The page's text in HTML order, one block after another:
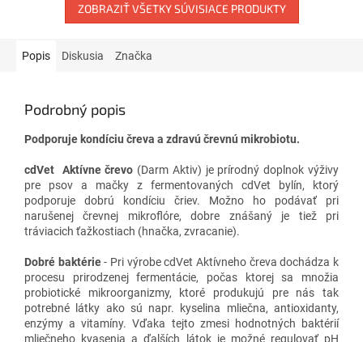
ZOBRAZIŤ VŠETKY SÚVISIACE PRODUKTY
Popis Diskusia Značka
Podrobný popis
Podporuje kondíciu čreva a zdravú črevnú mikrobiotu.
cdVet Aktívne črevo (Darm Aktiv) je prírodný doplnok výživy
pre psov a mačky z fermentovaných cdVet bylín, ktorý
podporuje dobrú kondíciu čriev. Možno ho podávať pri
narušenej črevnej mikroflóre, dobre znášaný je tiež pri
tráviacich ťažkostiach (hnačka, zvracanie).
Dobré baktérie- Pri výrobe cdVet Aktívneho čreva dochádza k
procesu prirodzenej fermentácie, počas ktorej sa množia
probiotické mikroorganizmy, ktoré produkujú pre nás tak
potrebné látky ako sú napr. kyselina mliečna, antioxidanty,
enzýmy a vitamíny. Vďaka tejto zmesi hodnotných baktérií
mliečneho kvasenia a ďalších látok je možné regulovať pH